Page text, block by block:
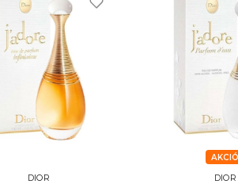
DIOR
AKCIÓ
DIOR